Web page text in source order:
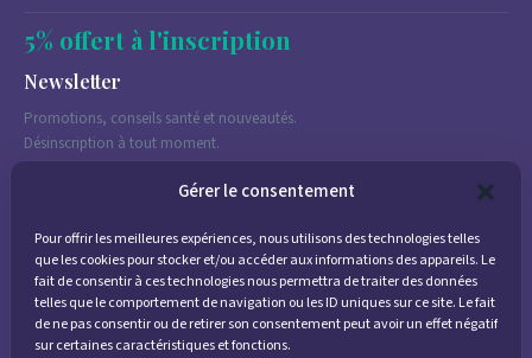
Gérer le consentement
Pour offrir les meilleures expériences, nous utilisons des technologies telles
que les cookies pour stocker et/ou accéder aux informations des appareils. Le
fait de consentir à ces technologies nous permettra de traiter des données
telles que le comportement de navigation ou les ID uniques sur ce site. Le fait
de ne pas consentir ou de retirer son consentement peut avoir un effet négatif
sur certaines caractéristiques et fonctions.
5% offert à l'inscription
Newsletter
Promotions, conseils santé et nouveautés.
Désinscription à tout moment.
J'accepte de recevoir des emails marketing conformément à la
politique de confidentialité